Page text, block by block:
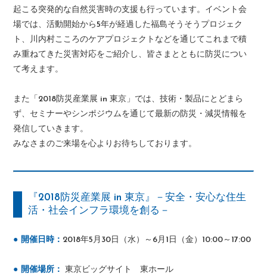
起こる突発的な自然災害時の支援も行っています。イベント会
場では、活動開始から5年が経過した福島そうそうプロジェク
ト、川内村こころのケアプロジェクトなどを通じてこれまで積
み重ねてきた災害対応をご紹介し、皆さまとともに防災につい
て考えます。
また「2018防災産業展 in 東京」では、技術・製品にとどまら
ず、セミナーやシンポジウムを通じて最新の防災・減災情報を
発信していきます。
みなさまのご来場を心よりお待ちしております。
『2018防災産業展 in 東京』－安全・安心な住生
活・社会インフラ環境を創る－
● 開催日時： 2018年5月30日（水）～6月1日（金）10:00～17:00
● 開催場所：
東京ビッグサイト 東ホール